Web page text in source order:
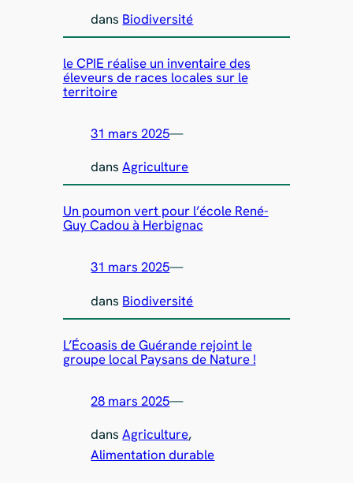
dans Biodiversité
le CPIE réalise un inventaire des
éleveurs de races locales sur le
territoire
31 mars 2025—
dansAgriculture
Un poumon vert pour l’école René-
Guy Cadou à Herbignac
31 mars 2025—
dans Biodiversité
L’Écoasis de Guérande rejoint le
groupe local Paysans de Nature !
28 mars 2025—
dansAgriculture
Alimentation durable